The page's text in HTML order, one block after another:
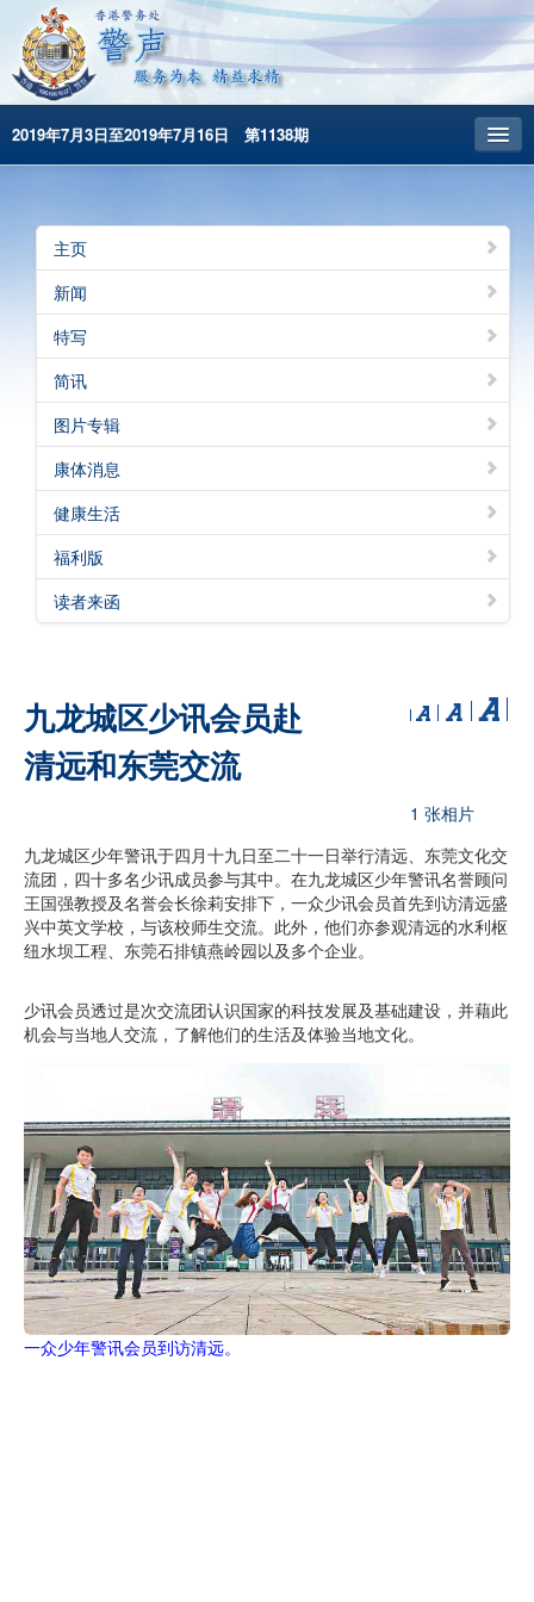
2019年7月3日至2019年7月16日 第1138期
昔日警声
警务处主页
繁體版
English
主页
新闻
特写
简讯
图片专辑
康体消息
健康生活
福利版
读者来函
九龙城区少讯会员赴
清远和东莞交流
1 张相片
九龙城区少年警讯于四月十九日至二十一日举行清远、东莞文化交
流团，四十多名少讯成员参与其中。在九龙城区少年警讯名誉顾问
王国强教授及名誉会长徐莉安排下，一众少讯会员首先到访清远盛
兴中英文学校，与该校师生交流。此外，他们亦参观清远的水利枢
纽水坝工程、东莞石排镇燕岭园以及多个企业。
少讯会员透过是次交流团认识国家的科技发展及基础建设，并藉此
机会与当地人交流，了解他们的生活及体验当地文化。
一众少年警讯会员到访清远。